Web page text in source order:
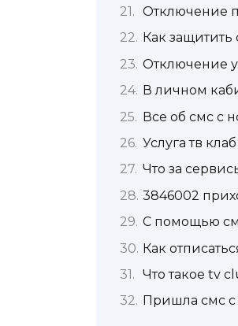
Отключение
Как
Отключение
В личном
Все об смс с
Услуга тв
Что за
3846002
С помощью
Как
Что такое tv
Пришла смс с